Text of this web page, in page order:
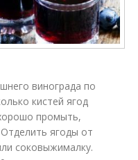
винограда по
кистей ягод
промыть,
Отделить ягоды от
соковыжималку.